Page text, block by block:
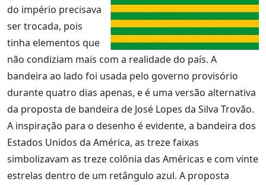
do império precisava
ser trocada, pois
tinha elementos que
não condiziam mais com a realidade do país. A
bandeira ao lado foi usada pelo governo provisório
durante quatro dias apenas, e é uma versão alternativa
da proposta de bandeira de José Lopes da Silva Trovão.
A inspiração para o desenho é evidente, a bandeira dos
Estados Unidos da América, as treze faixas
simbolizavam as treze colônia das Américas e com vinte
estrelas dentro de um retângulo azul. A proposta